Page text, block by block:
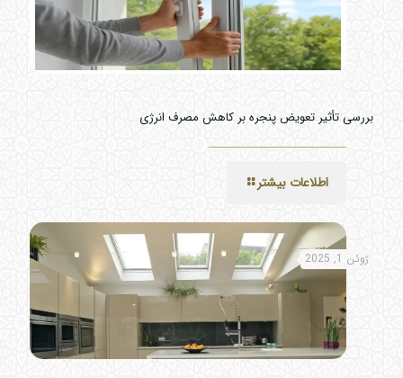
بررسی تأثیر تعویض پنجره بر کاهش مصرف انرژی
اطلاعات بیشتر
ژوئن 1, 2025